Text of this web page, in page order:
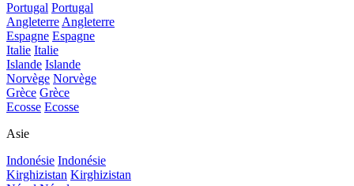
Portugal Portugal
AngleterreAngleterre
Espagne Espagne
Italie Italie
Islande Islande
Norvège Norvège
Grèce Grèce
Ecosse Ecosse
Asie
Indonésie Indonésie
Kirghizistan Kirghizistan